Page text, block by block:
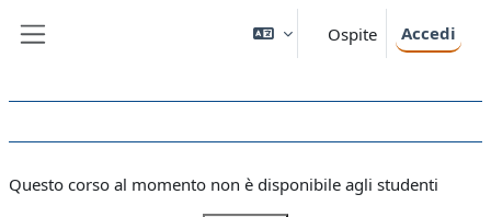
Ospite Accedi
Questo corso al momento non è disponibile agli studenti